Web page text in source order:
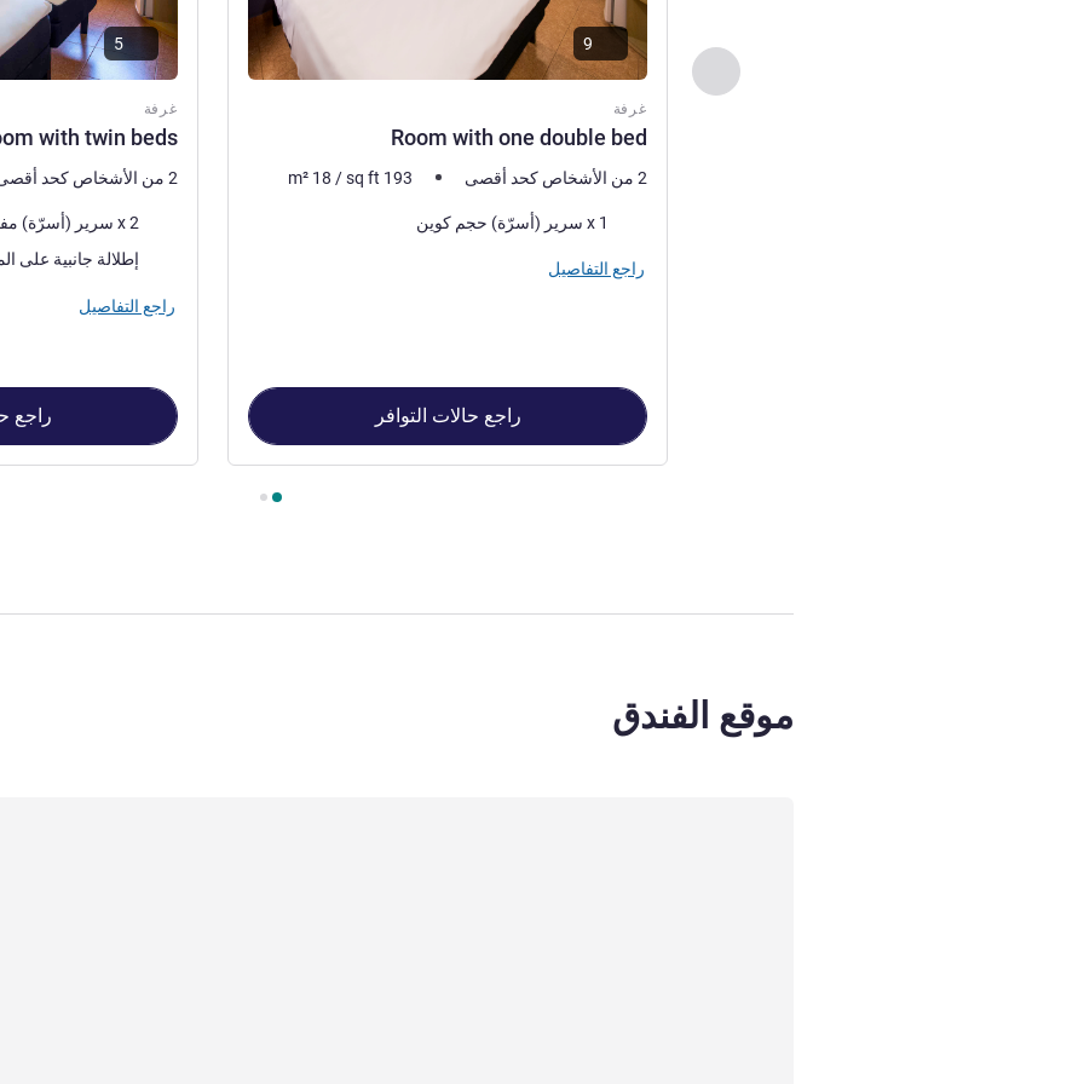
السابق - غرفة
غرفة
Room with one double bed
2 من الأشخاص كحد أقصى m² 18 /sq ft 193
فرش السرير
1 x سرير (أسرّة) حجم كوين
راجع التفاصيل
راجع حالات التوافر
غرفة
with twin beds
2 من الأشخاص كحد أقصى
فرش السرير
2 x سرير (أسرّة) مفرد
المناظر:إطلالة جانبية على
راجع التفاصيل
راجع
موقع الفندق